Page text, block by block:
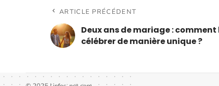
ARTICLE PRÉCÉDENT
Deux ans de mariage : comment
célébrer de manière unique ?